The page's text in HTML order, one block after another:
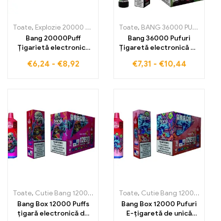
Toate, Explozie 20000 Pufuri Explozie REGAL,Țigarete
Bang 20000Puff
Țigarietă electronică
savurați gustul plin de
datorită tehnologiei
avansate Dual Mesh
€6,24 - €8,92
Toate, BANG 36000 PUFURI
Bang 36000 Pufuri
Țigaretă electronică de
Derivatul perfect din
intense și fructate
€7,31 - €10,44
Toate, Cutie Bang 12000 Pufuri
Țigarete electronice de unică
Bang Box 12000 Puffs
țigară electronică de
Toate, Cutie Bang 12000 Pufuri
Bang Box 12000 Pufuri
E-țigaretă de unică